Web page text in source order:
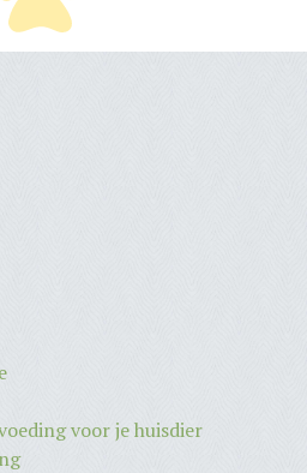
voor je huisdier